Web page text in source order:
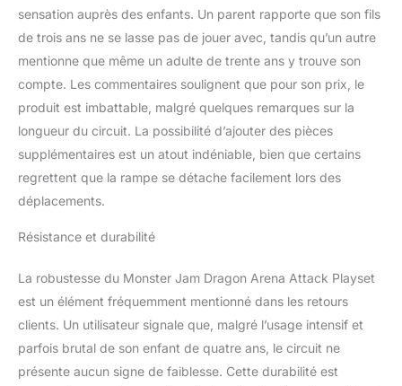
sensation auprès des enfants. Un parent rapporte que son fils
de trois ans ne se lasse pas de jouer avec, tandis qu’un autre
mentionne que même un adulte de trente ans y trouve son
compte. Les commentaires soulignent que pour son prix, le
produit est imbattable, malgré quelques remarques sur la
longueur du circuit. La possibilité d’ajouter des pièces
supplémentaires est un atout indéniable, bien que certains
regrettent que la rampe se détache facilement lors des
déplacements.
Résistance et durabilité
La robustesse du Monster Jam Dragon Arena Attack Playset
est un élément fréquemment mentionné dans les retours
clients. Un utilisateur signale que, malgré l’usage intensif et
parfois brutal de son enfant de quatre ans, le circuit ne
présente aucun signe de faiblesse. Cette durabilité est